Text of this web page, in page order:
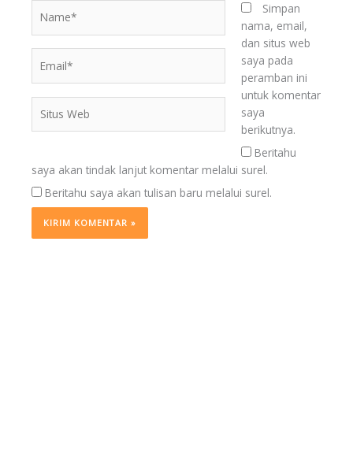
Web
Simpan
nama, email,
dan situs web
saya pada
peramban ini
untuk komentar
saya
berikutnya.
Beritahu
saya akan tindak lanjut komentar melalui surel.
Beritahu saya akan tulisan baru melalui surel.